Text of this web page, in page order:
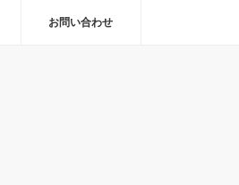
お問い合わせ